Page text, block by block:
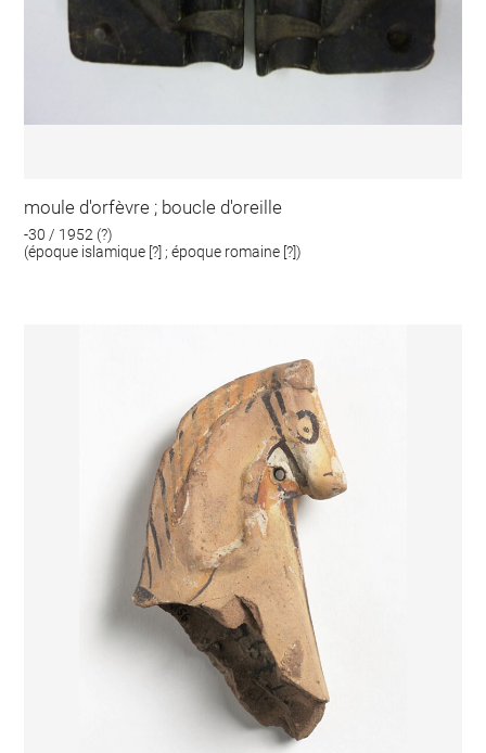
moule d'orfèvre ; boucle d'oreille
-30 / 1952 (?)
(époque islamique [?] ; époque romaine [?])